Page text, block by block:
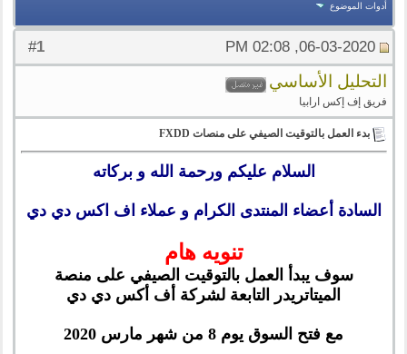
أدوات الموضوع
#
1 06-03-2020, 02:08 PM
التحليل الأساسي
فريق إف إكس ارابيا
بدء العمل بالتوقيت الصيفي على منصات FXDD
السلام عليكم ورحمة الله و بركاته
السادة أعضاء المنتدى الكرام و عملاء اف اكس دي دي
تنويه هام
سوف يبدأ العمل بالتوقيت الصيفي على منصة
الميتاتريدر التابعة لشركة أف أكس دي دي
مع فتح السوق يوم 8 من شهر مارس 2020